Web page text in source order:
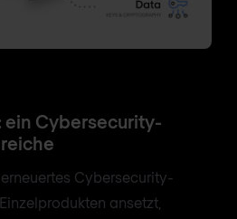
ein Cybersecurity-
Cybersecurity-
ansetzt,